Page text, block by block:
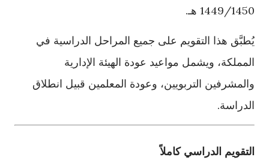
1449/1450 هـ.
يُطبَّق هذا التقويم على جميع المراحل الدراسية في
المملكة، ويشمل مواعيد عودة الهيئة الإدارية
والمشرفين التربويين، وعودة المعلمين قبيل انطلاق
الدراسة.
التقويم الدراسي كاملاً